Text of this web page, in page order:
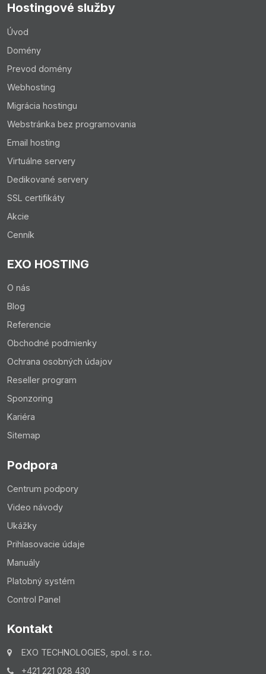
Hostingové služby
Úvod
Domény
Prevod domény
Webhosting
Migrácia hostingu
Webstránka bez programovania
Email hosting
Virtuálne servery
Dedikované servery
SSL certifikáty
Akcie
Cenník
EXO HOSTING
O nás
Blog
Referencie
Obchodné podmienky
Ochrana osobných údajov
Reseller program
Sponzoring
Kariéra
Sitemap
Podpora
Centrum podpory
Video návody
Ukážky
Prihlasovacie údaje
Manuály
Platobný systém
Control Panel
Kontakt
EXO TECHNOLOGIES, spol. s r.o.
+421 221 028 430